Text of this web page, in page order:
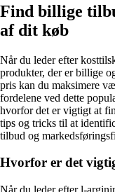
Find billige
af dit køb
Når du leder efter
produkter, der er billige
pris kan du maksimere
fordelene ved dette
hvorfor det er vigtigt at
tips og tricks til at
tilbud og
Hvorfor er det
Når du leder efter l-